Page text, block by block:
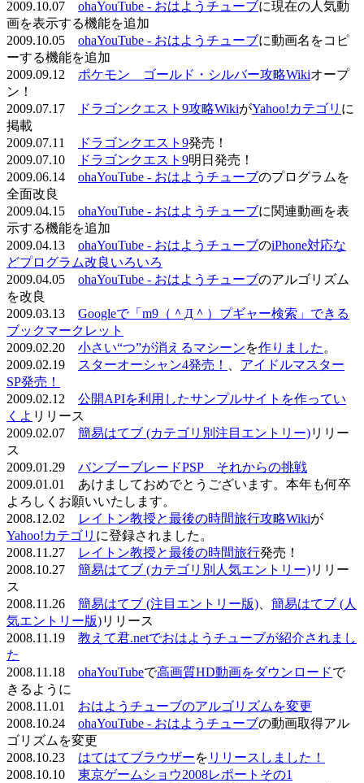
2009.10.07 ohaYouTube - おはようチューブに現在の人気動
画を表示する機能を追加
2009.10.05 ohaYouTube - おはようチューブに動画名をコピ
ーする機能を追加
2009.09.12 ポケモン ゴールド・シルバー攻略Wikiオープ
ン！
2009.07.17
ドラゴンクエスト9攻略WikiがYahoo!カテゴリ に
掲載
2009.07.11
ドラゴンクエスト9発売！
2009.07.10
ドラゴンクエスト9明日発売！
2009.06.14 ohaYouTube - おはようチューブのプログラムを
全面改良
2009.04.15 ohaYouTube - おはようチューブに関連動画を表
示する機能を追加
2009.04.13 ohaYouTube - おはようチューブのiPhone対応な
どプログラム改良いろいろ
2009.04.05 ohaYouTube - おはようチューブのアルゴリズム
を改良
2009.03.13 Googleで「m9（＾Д＾）プギャー検索」できる
ブックマークレット
2009.02.20 小さい“つ”が消えるマシーンを作りました 。
2009.02.19
スターオーシャン4発売！
アイドルマスター
SP発売！
2009.02.12 公開APIを利用したサンプルサイトを作ってい
くよ リリース
2009.02.07 簡易はてブ (カテゴリ別注目エントリー)リリー
ス
2009.01.29 バンブーブレードPSP それからの挑戦
2009.01.01 あけましておめでとうございます。本年も何卒
よろしくお願いいたします。
2008.12.02
レイトン教授と最後の時間旅行攻略Wikiが
Yahoo!カテゴリ に登録されました。
2008.11.27
レイトン教授と最後の時間旅行発売！
2008.10.27 簡易はてブ (カテゴリ別人気エントリー)リリー
ス
2008.11.26 簡易はてブ (注目エントリー版)
簡易はてブ (人
気エントリー版)リリース
2008.11.19 教えて君.netでおはようチューブが紹介されまし
た
2008.11.18 ohaYouTubeで高画質HD動画をダウンロードで
きるように
2008.11.01 おはようチューブのアルゴリズムを変更
2008.10.24 ohaYouTube - おはようチューブの動画取得アル
ゴリズムを変更
2008.10.23 はてはてブラウザーを リリースしました！
2008.10.10 東京ゲームショウ2008レポートその1